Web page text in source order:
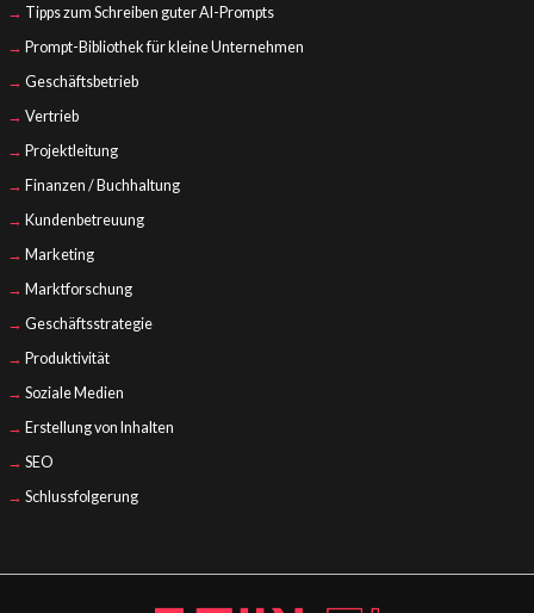
Tipps zum Schreiben guter AI-Prompts
Prompt-Bibliothek für kleine Unternehmen
Geschäftsbetrieb
Vertrieb
Projektleitung
Finanzen / Buchhaltung
Kundenbetreuung
Marketing
Marktforschung
Geschäftsstrategie
Produktivität
Soziale Medien
Erstellung von Inhalten
SEO
Schlussfolgerung